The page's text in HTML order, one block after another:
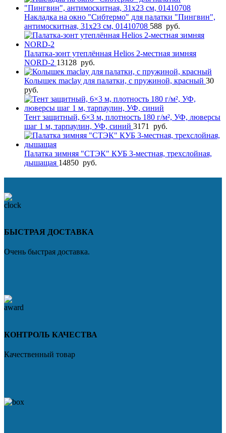
Накладка на окно "Сибтермо" для палатки "Пингвин",
антимоскитная, 31х23 см, 01410708 588 руб.
Палатка-зонт утеплённая Helios 2-местная зимняя
NORD-2 13128 руб.
Колышек maclay для палатки, с пружиной, красный 30
руб.
Тент защитный, 6×3 м, плотность 180 г/м², УФ, люверсы
шаг 1 м, тарпаулин, УФ, синий 3171 руб.
Палатка зимняя "СТЭК" КУБ 3-местная, трехслойная,
дышащая 14850 руб.
БЫСТРАЯ ДОСТАВКА
Очень быстрая доставка.
КОНТРОЛЬ КАЧЕСТВА
Качественный товар